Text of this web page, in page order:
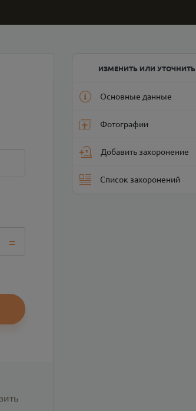
=
ИЗМЕНИТЬ ИЛИ УТОЧНИТЬ
Основные данные
Фотографии
Добавить захоронение
Список захоронений